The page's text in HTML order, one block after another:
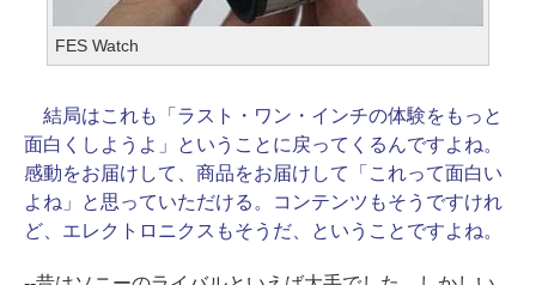
FES Watch
結局はこれも「ラスト・ワン・インチの体験をもっと
面白くしようよ」ということに戻ってくるんですよね。
感動をお届けして、商品をお届けして「これって面白い
よね」と思っていただける。コンテンツもそうですけれ
ど、エレクトロニクスもそうだ、ということですよね。